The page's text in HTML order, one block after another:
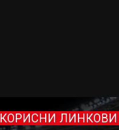
КОРИСНИ ЛИНКОВИ